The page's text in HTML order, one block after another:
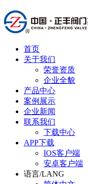
首页
关于我们
荣誉资质
企业全貌
产品中心
案例展示
企业新闻
联系我们
下载中心
APP下载
IOS客户端
安卓客户端
语言/LANG